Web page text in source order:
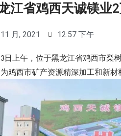
江省鸡西天诚镁业
月, 2021 12:57 下午
3日上午，位于黑龙江省鸡西市梨
鸡西市矿产资源精深加工和新材